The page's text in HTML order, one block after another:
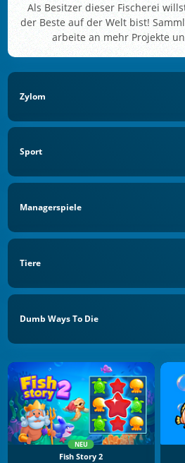
Als Besitzer dieser Fischerei
der Beste auf der Welt bist!
arbeite an mehr Projekte
Zylom
Sport
Managerspiele
Tiere
Dumb Ways To Die
NEU
Fish Story 2